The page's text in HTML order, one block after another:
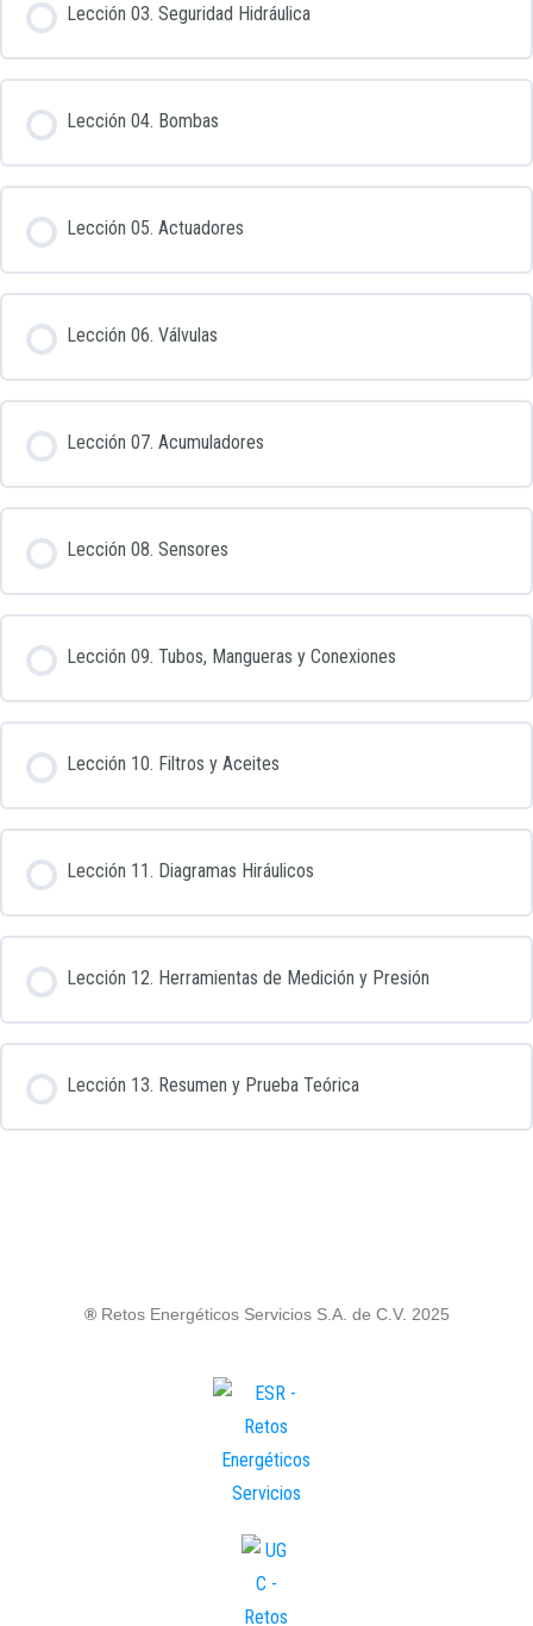
Lección 03. Seguridad Hidráulica
Lección 04. Bombas
Lección 05. Actuadores
Lección 06. Válvulas
Lección 07. Acumuladores
Lección 08. Sensores
Lección 09. Tubos, Mangueras y Conexiones
Lección 10. Filtros y Aceites
Lección 11. Diagramas Hiráulicos
Lección 12. Herramientas de Medición y Presión
Lección 13. Resumen y Prueba Teórica
® Retos Energéticos Servicios S.A. de C.V. 2025